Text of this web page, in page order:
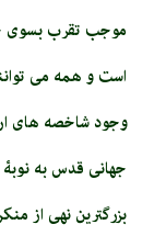
موجب تقرب بسوی
است و همه می
وجود شاخصه های
جهانی قدس به
بزرگترین نهی از